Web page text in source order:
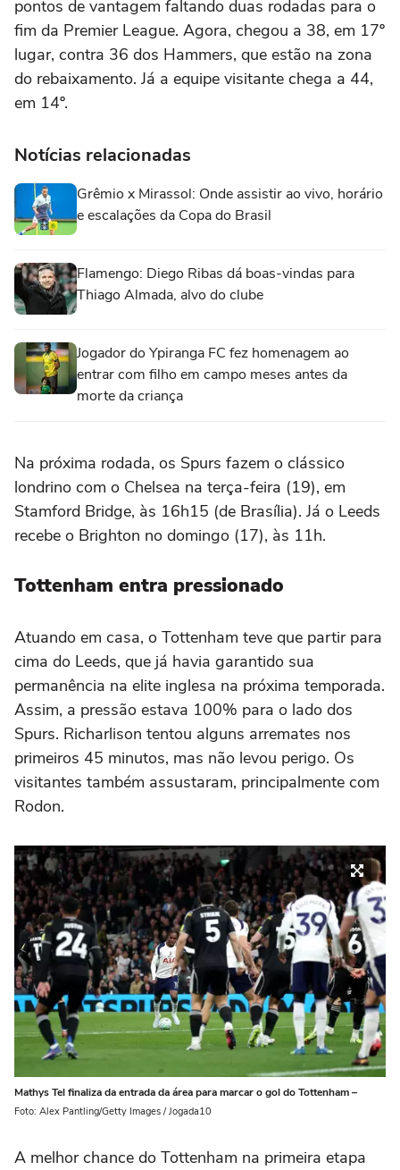
pontos de vantagem faltando duas rodadas para o
fim da Premier League. Agora, chegou a 38, em 17º
lugar, contra 36 dos Hammers, que estão na zona
do rebaixamento. Já a equipe visitante chega a 44,
em 14º.
Notícias relacionadas
Grêmio x Mirassol: Onde assistir ao vivo, horário
e escalações da Copa do Brasil
Flamengo: Diego Ribas dá boas-vindas para
Thiago Almada, alvo do clube
Jogador do Ypiranga FC fez homenagem ao
entrar com filho em campo meses antes da
morte da criança
Na próxima rodada, os Spurs fazem o clássico
londrino com o Chelsea na terça-feira (19), em
Stamford Bridge, às 16h15 (de Brasília). Já o Leeds
recebe o Brighton no domingo (17), às 11h.
Tottenham entra pressionado
Atuando em casa, o Tottenham teve que partir para
cima do Leeds, que já havia garantido sua
permanência na elite inglesa na próxima temporada.
Assim, a pressão estava 100% para o lado dos
Spurs. Richarlison tentou alguns arremates nos
primeiros 45 minutos, mas não levou perigo. Os
visitantes também assustaram, principalmente com
Rodon.
Mathys Tel finaliza da entrada da área para marcar o gol do Tottenham –
Foto: Alex Pantling/Getty Images / Jogada10
A melhor chance do Tottenham na primeira etapa